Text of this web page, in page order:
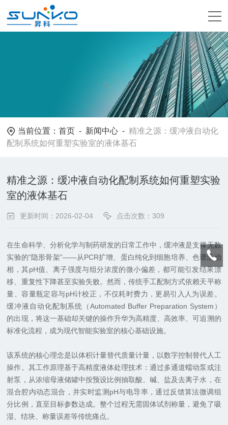
当前位置：首页 - 新闻中心 - 精准之源：缓冲液自动化
配制系统如何重塑实验室的液体基石
精准之源：缓冲液自动化配制系统如何重塑实验
室的液体基石
更新时间：2026-02-04 点击次数：309
在生命科学、分析化学与制药研发的日常工作中，缓冲液是支撑无数
实验的“隐形骨架”——从PCR扩增、蛋白纯化到细胞培养、色谱流动
相，其pH值、离子强度与组分浓度的微小偏差，都可能引发结果漂
移、重复性下降甚至实验失败。然而，传统手工配制方式依赖天平称
量、容量瓶定容与pH计校正，不仅耗时费力，更易引入人为误差。
缓冲液自动化配制系统（Automated Buffer Preparation System）
的出现，将这一基础却关键的操作升华为高精度、高效率、可追溯的
标准化流程，成为现代智能实验室的核心基础设施。
该系统的核心理念是以体积计量替代质量计量，以数字控制替代人工
操作。其工作原理基于高精度液体处理技术：通过多通道蠕动泵或注
射泵，从浓缩母液储罐中按预设比例抽取酸、碱、盐及去离子水，在
混合腔内动态混合，并实时监测pH与电导率，通过反馈算法微调组
分比例，直至目标参数达成。整个过程无需固体试剂称量，避免了吸
湿、结块、称量误差等传统痛点。